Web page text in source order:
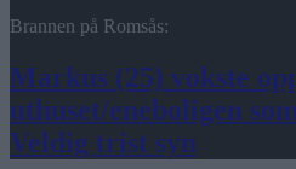
Brannen på Romsås:
Markus (25) vokste
uthuset/eneboligen
Veldig trist syn